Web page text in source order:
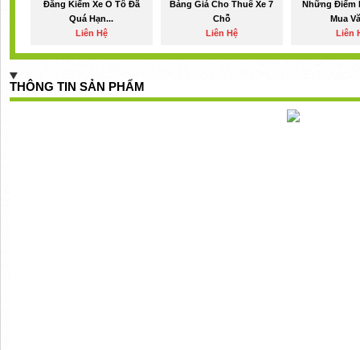
Đăng Kiểm Xe Ô Tô Đã
Quá Hạn...
Liên Hệ
Bảng Giá Cho Thuê Xe 7
Chỗ
Liên Hệ
Những Điểm
Mua
Liên
THÔNG TIN SẢN PHẨM